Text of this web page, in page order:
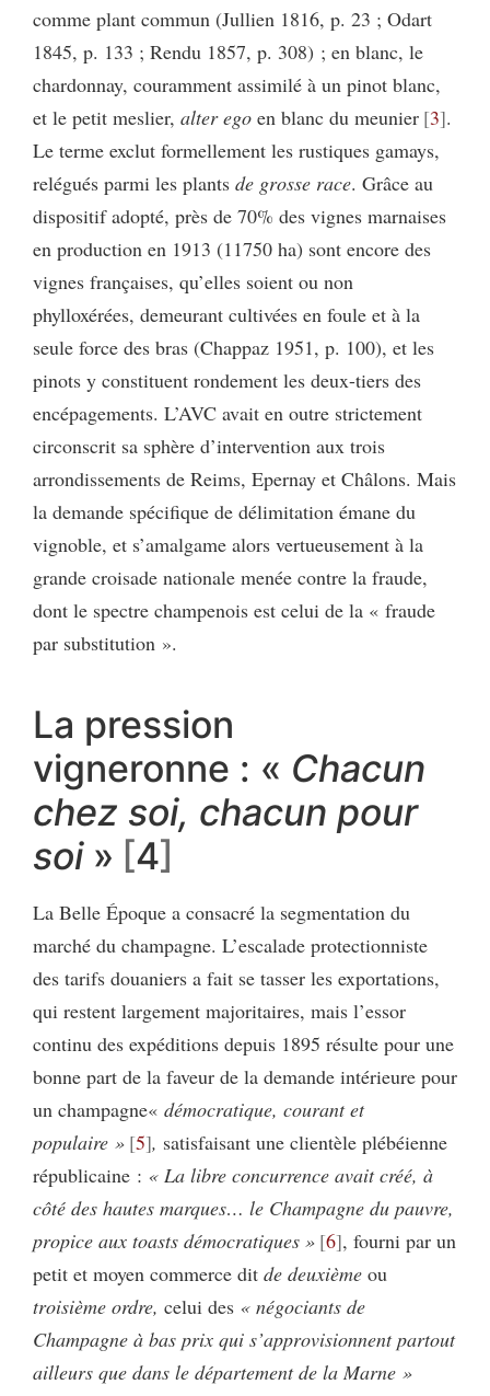
comme plant commun (Jullien 1816, p. 23 ; Odart
1845, p. 133 ; Rendu 1857, p. 308) ; en blanc, le
chardonnay, couramment assimilé à un pinot blanc,
et le petit meslier, alter ego en blanc du meunier 3 .
Le terme exclut formellement les rustiques gamays,
relégués parmi les plants de grosse race. Grâce au
dispositif adopté, près de 70% des vignes marnaises
en production en 1913 (11750 ha) sont encore des
vignes françaises, qu’elles soient ou non
phylloxérées, demeurant cultivées en foule et à la
seule force des bras (Chappaz 1951, p. 100), et les
pinots y constituent rondement les deux-tiers des
encépagements. L’AVC avait en outre strictement
circonscrit sa sphère d’intervention aux trois
arrondissements de Reims, Epernay et Châlons. Mais
la demande spécifique de délimitation émane du
vignoble, et s’amalgame alors vertueusement à la
grande croisade nationale menée contre la fraude,
dont le spectre champenois est celui de la « fraude
par substitution ».
La pression
vigneronne : « Chacun
chez soi, chacun pour
soi» 4
La Belle Époque a consacré la segmentation du
marché du champagne. L’escalade protectionniste
des tarifs douaniers a fait se tasser les exportations,
qui restent largement majoritaires, mais l’essor
continu des expéditions depuis 1895 résulte pour une
bonne part de la faveur de la demande intérieure pour
un champagne« démocratique, courant et
populaire » 5 , satisfaisant une clientèle plébéienne
républicaine : « La libre concurrence avait créé, à
côté des hautes marques… le Champagne du pauvre,
propice aux toasts démocratiques » 6 , fourni par un
petit et moyen commerce dit de deuxième ou
troisième ordre, celui des « négociants de
Champagne à bas prix qui s’approvisionnent partout
ailleurs que dans le département de la Marne »